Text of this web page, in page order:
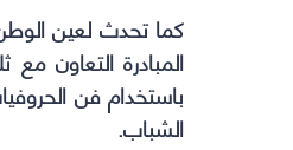
المبادرة التعاون
الشباب.